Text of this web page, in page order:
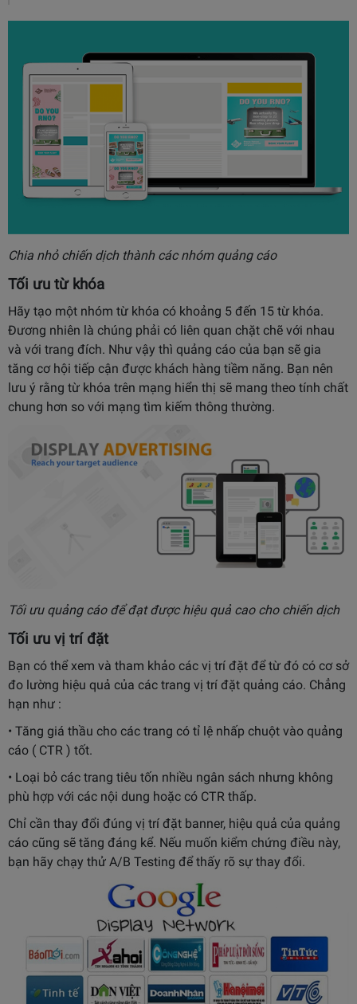
Chia nhỏ chiến dịch thành các nhóm quảng cáo
Tối ưu từ khóa
Hãy tạo một nhóm từ khóa có khoảng 5 đến 15 từ khóa.
Đương nhiên là chúng phải có liên quan chặt chẽ với nhau
và với trang đích. Như vậy thì quảng cáo của bạn sẽ gia
tăng cơ hội tiếp cận được khách hàng tiềm năng. Bạn nên
lưu ý rằng từ khóa trên mạng hiển thị sẽ mang theo tính chất
chung hơn so với mạng tìm kiếm thông thường.
Tối ưu quảng cáo để đạt được hiệu quả cao cho chiến dịch
Tối ưu vị trí đặt
Bạn có thể xem và tham khảo các vị trí đặt để từ đó có cơ sở
đo lường hiệu quả của các trang vị trí đặt quảng cáo. Chẳng
hạn như :
• Tăng giá thầu cho các trang có tỉ lệ nhấp chuột vào quảng
cáo ( CTR ) tốt.
• Loại bỏ các trang tiêu tốn nhiều ngân sách nhưng không
phù hợp với các nội dung hoặc có CTR thấp.
Chỉ cần thay đổi đúng vị trí đặt banner, hiệu quả của quảng
cáo cũng sẽ tăng đáng kể. Nếu muốn kiểm chứng điều này,
bạn hãy chạy thử A/B Testing để thấy rõ sự thay đổi.